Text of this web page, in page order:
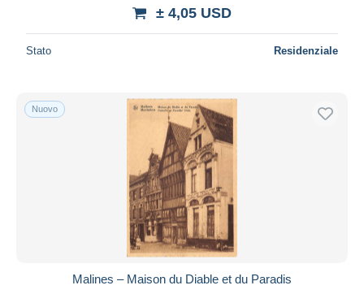
± 4,05 USD
Stato Residenziale
Nuovo
Malines – Maison du Diable et du Paradis